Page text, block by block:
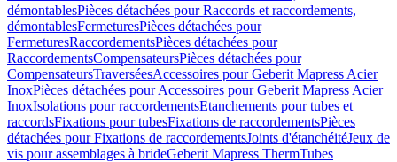
démontablesPièces détachées pour Raccords et raccordements,
démontablesFermeturesPièces détachées pour
FermeturesRaccordementsPièces détachées pour
RaccordementsCompensateursPièces détachées pour
CompensateursTraverséesAccessoires pour Geberit Mapress Acier
InoxPièces détachées pour Accessoires pour Geberit Mapress Acier
InoxIsolations pour raccordementsEtanchements pour tubes et
raccordsFixations pour tubesFixations de raccordementsPièces
détachées pour Fixations de raccordementsJoints d'étanchéitéJeux de
vis pour assemblages à brideGeberit Mapress ThermTubes